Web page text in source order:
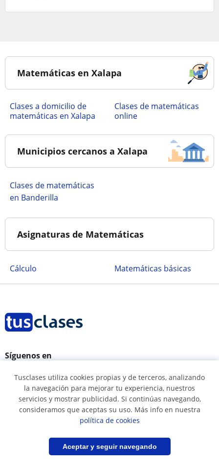
Guardar búsqueda
Matemáticas en Xalapa
Clases a domicilio de
matemáticas en Xalapa
Clases de matemáticas
online
Municipios cercanos a Xalapa
Clases de matemáticas
en Banderilla
Asignaturas de Matemáticas
Cálculo Matemáticas básicas
Síguenos en
Términos y condiciones
Política de privacidad
Condiciones uso maestros
Tusclases utiliza cookies propias y de terceros, analizando
la navegación para mejorar tu experiencia, nuestros
servicios y mostrar publicidad. Si continúas navegando,
consideramos que aceptas su uso. Más info en nuestra
política de cookies
Aceptar y seguir navegando